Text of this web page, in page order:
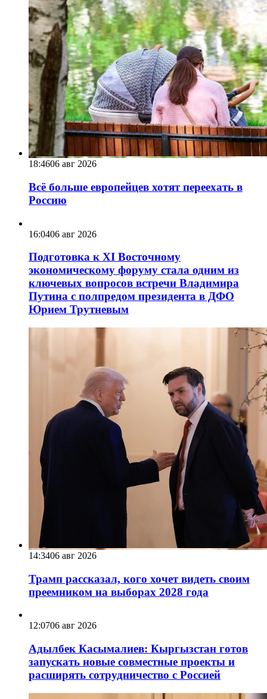
18:4606 авг 2026
Всё больше европейцев хотят переехать в
Россию
16:0406 авг 2026
Подготовка к XI Восточному
экономическому форуму стала одним из
ключевых вопросов встречи Владимира
Путина с полпредом президента в ДФО
Юрием Трутневым
14:3406 авг 2026
Трамп рассказал, кого хочет видеть своим
преемником на выборах 2028 года
12:0706 авг 2026
Адылбек Касымалиев: Кыргызстан готов
запускать новые совместные проекты и
расширять сотрудничество с Россией